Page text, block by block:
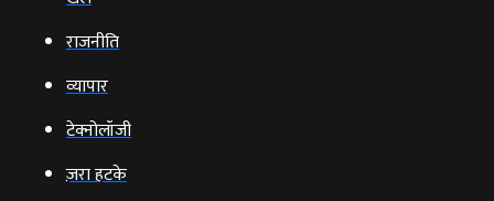
राजनीति
व्‍यापार
टेक्‍नोलॉजी
ज़रा हटके